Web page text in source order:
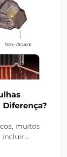
Diferença?
muitos
incluir